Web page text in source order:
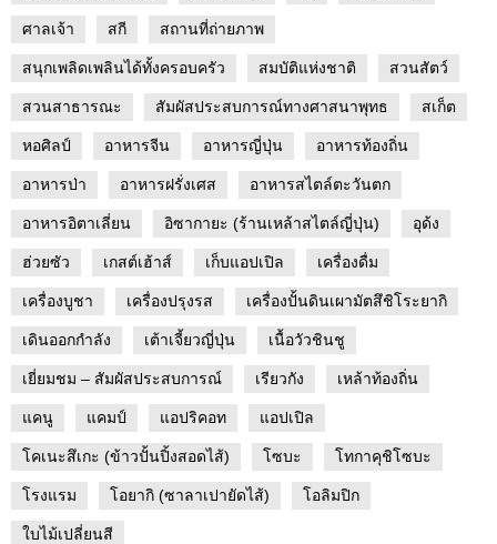
ศาลเจ้า สกี สถานที่ถ่ายภาพ
สนุกเพลิดเพลินได้ทั้งครอบครัว สมบัติแห่งชาติ สวนสัตว์
สวนสาธารณะ สัมผัสประสบการณ์ทางศาสนาพุทธ สเก็ต
หอศิลป์ อาหารจีน อาหารญี่ปุ่น อาหารท้องถิ่น
อาหารป่า อาหารฝรั่งเศส อาหารสไตล์ตะวันตก
อาหารอิตาเลี่ยน อิซากายะ (ร้านเหล้าสไตล์ญี่ปุ่น) อุด้ง
ฮ่วยซัว เกสต์เฮ้าส์ เก็บแอปเปิล เครื่องดื่ม
เครื่องบูชา เครื่องปรุงรส เครื่องปั้นดินเผามัตสึชิโระยากิ
เดินออกกำลัง เต้าเจี้ยวญี่ปุ่น เนื้อวัวชินชู
เยี่ยมชม – สัมผัสประสบการณ์ เรียวกัง เหล้าท้องถิ่น
แคนู แคมป์ แอปริคอท แอปเปิล
โคเนะสึเกะ (ข้าวปั้นปิ้งสอดไส้) โซบะ โทกาคุชิโซบะ
โรงแรม โอยากิ (ซาลาเปายัดไส้) โอลิมปิก
ใบไม้เปลี่ยนสี